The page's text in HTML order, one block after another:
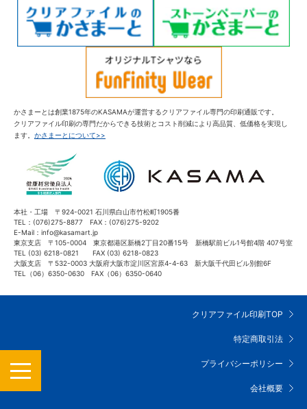
かさまーとは創業1875年のKASAMAが運営するクリアファイル専門の印刷通販です。
クリアファイル印刷の専門だからできる技術とコスト削減により高品質、低価格を実現し
ます。 かさまーとについて>>
本社・工場 〒924-0021 石川県白山市竹松町1905番
TEL：(076)275-8877 FAX：(076)275-9202
E-Mail：info@kasamart.jp
東京支店 〒105-0004 東京都港区新橋2丁目20番15号 新橋駅前ビル1号館4階 407号室
TEL (03) 6218-0821 FAX (03) 6218-0823
大阪支店 〒532-0003 大阪府大阪市淀川区宮原4-4-63 新大阪千代田ビル別館6F
TEL（06）6350-0630 FAX（06）6350-0640
クリアファイル印刷TOP
特定商取引法
プライバシーポリシー
会社概要